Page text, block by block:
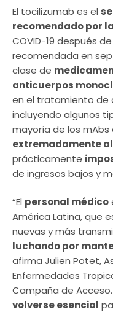
El tocilizumab es el
recomendado por la
COVID-19 después
recomendada en
clase de
anticuerpos
en el tratamiento de
incluyendo algunos
mayoría de los
extremadamente
prácticamente
de ingresos bajos y
“El personal médico
América Latina, que
nuevas y más
luchando por
afirma Julien Potet,
Enfermedades
Campaña de Acceso.
volverse esencial